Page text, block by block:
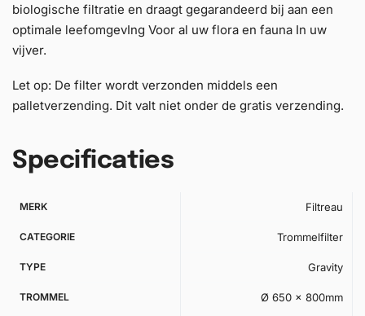
biologische filtratie en draagt gegarandeerd bij aan een
optimale leefomgevIng Voor al uw flora en fauna In uw
vijver.
Let op: De filter wordt verzonden middels een
palletverzending. Dit valt niet onder de gratis verzending.
Specificaties
MERK Filtreau
CATEGORIE Trommelfilter
TYPE Gravity
TROMMEL Ø 650 x 800mm